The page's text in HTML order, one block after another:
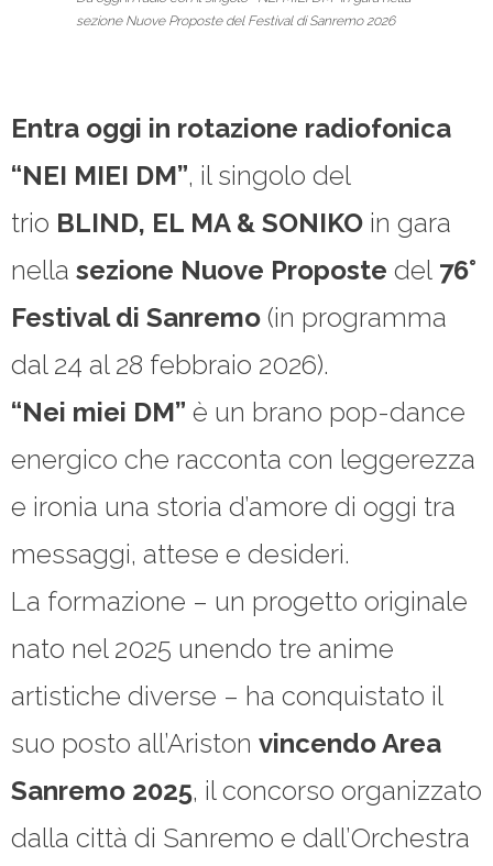
sezione Nuove Proposte del Festival di Sanremo 2026
Entra oggi in rotazione radiofonica
“NEI MIEI DM”, il singolo del
trio BLIND, EL MA & SONIKO in gara
nella sezione Nuove Proposte del 76°
Festival di Sanremo (in programma
dal 24 al 28 febbraio 2026).
“Nei miei DM” è un brano pop-dance
energico che racconta con leggerezza
e ironia una storia d’amore di oggi tra
messaggi, attese e desideri.
La formazione – un progetto originale
nato nel 2025 unendo tre anime
artistiche diverse – ha conquistato il
suo posto all’Ariston vincendo Area
Sanremo 2025, il concorso organizzato
dalla città di Sanremo e dall’Orchestra